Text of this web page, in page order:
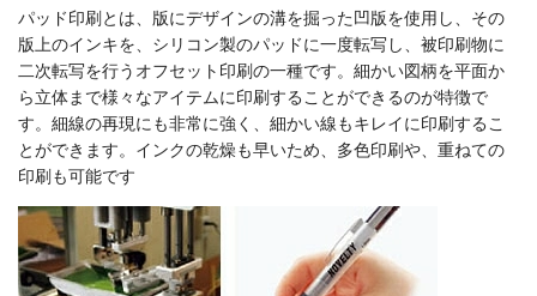
パッド印刷とは、版にデザインの溝を掘った凹版を使用し、その
版上のインキを、シリコン製のパッドに一度転写し、被印刷物に
二次転写を行うオフセット印刷の一種です。細かい図柄を平面か
ら立体まで様々なアイテムに印刷することができるのが特徴で
す。細線の再現にも非常に強く、細かい線もキレイに印刷するこ
とができます。インクの乾燥も早いため、多色印刷や、重ねての
印刷も可能です